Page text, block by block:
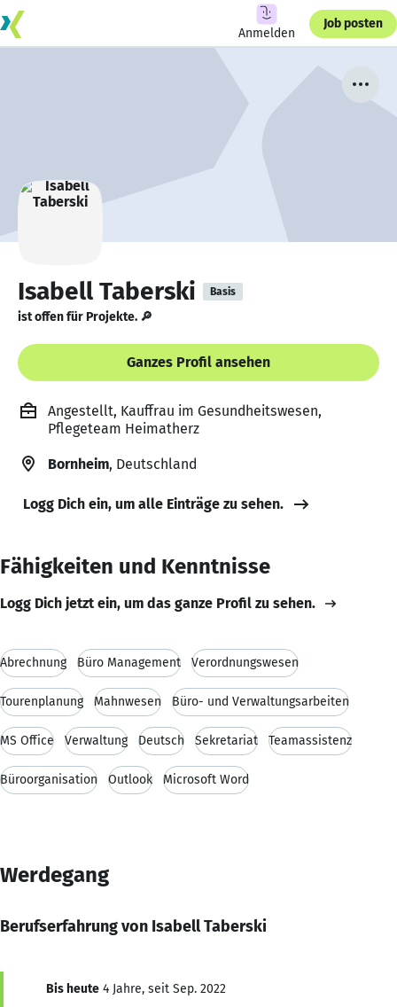
Anmelden
Job posten
Isabell Taberski Basis
ist offen für Projekte. 🔎
Ganzes Profil ansehen
Angestellt, Kauffrau im Gesundheitswesen,
Pflegeteam Heimatherz
Bornheim, Deutschland
Logg Dich ein, um alle Einträge zu sehen.
Fähigkeiten und Kenntnisse
Logg Dich jetzt ein, um das ganze Profil zu sehen.
Abrechnung Büro Management Verordnungswesen
Tourenplanung Mahnwesen Büro- und Verwaltungsarbeiten
MS Office Verwaltung Deutsch Sekretariat Teamassistenz
Büroorganisation Outlook Microsoft Word
Werdegang
Berufserfahrung von Isabell Taberski
Bis heute 4 Jahre, seit Sep. 2022